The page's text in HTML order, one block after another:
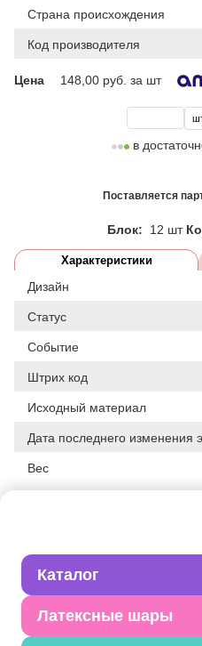
Каталог
Латексные шары
Страна происхождения
Код производителя
Цена 148,00 руб. за шт
в
Поставляется
Блок: 12 шт
Характеристики
Дизайн
Статус
Событие
Штрих код
Исходный материал
Дата последнего изменения
Вес
Большой лист с
праздничного интерьера.
Посмотреть Наклейка н/
Портале оптовых закупок
Товар из коллекции